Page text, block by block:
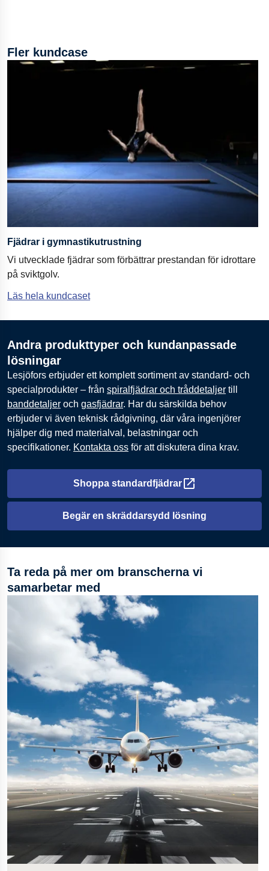
Fler kundcase
Fjädrar i gymnastikutrustning
Vi utvecklade fjädrar som förbättrar prestandan för idrottare
på sviktgolv.
Läs hela kundcaset
Andra produkttyper och kundanpassade
lösningar
Lesjöfors erbjuder ett komplett sortiment av standard- och
specialprodukter – från spiralfjädrar och tråddetaljer till
banddetaljer och gasfjädrar. Har du särskilda behov
erbjuder vi även teknisk rådgivning, där våra ingenjörer
hjälper dig med materialval, belastningar och
specifikationer. Kontakta oss för att diskutera dina krav.
Shoppa standardfjädrar
Öppnas i en ny flik
Begär en skräddarsydd lösning
Ta reda på mer om branscherna vi
samarbetar med